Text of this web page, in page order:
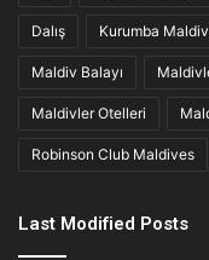
Dalış Kurumba
Maldiv Balayı
Maldivler Otelleri
Robinson Club Maldives
Last Modified Posts